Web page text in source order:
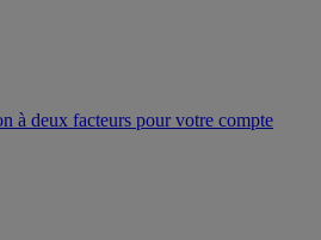
à deux facteurs pour votre compte